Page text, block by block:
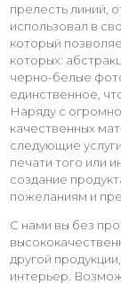
прелесть линий,
использовал в
который
которых:
черно-белые
единственное,
Наряду с
качественных
следующие
печати того или
создание
пожеланиям и
С нами вы без
другой
интерьер.